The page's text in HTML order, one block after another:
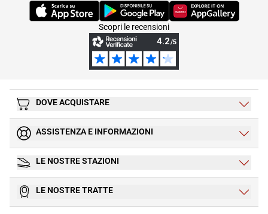
(Si apre in una nuova scheda)(Si apre in una nuova scheda)
(Si apre in una nuova
Scopri le recensioni
DOVE ACQUISTARE
ASSISTENZA E INFORMAZIONI
LE NOSTRE STAZIONI
LE NOSTRE TRATTE